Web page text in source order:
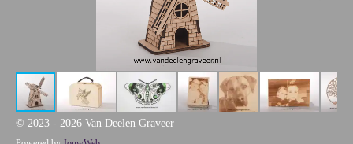
© 2023 - 2026 Van Deelen Graveer